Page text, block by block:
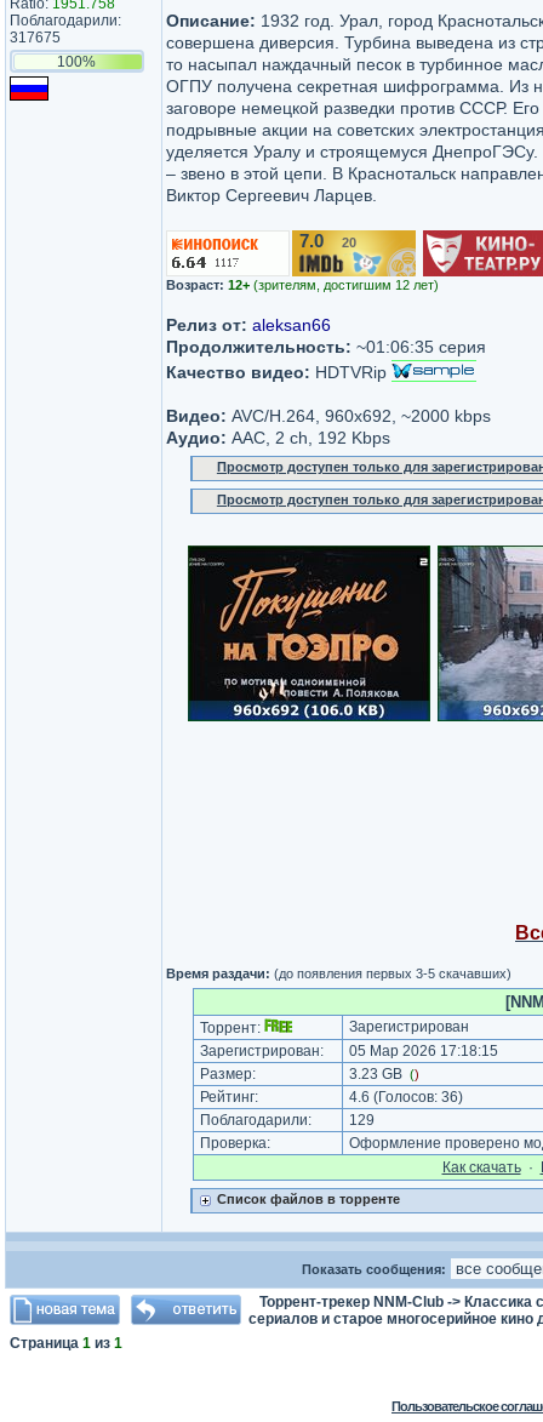
Ratio: 1951.758
Поблагодарили:
317675
100%
Описание: 1932 год. Урал, город
совершена диверсия. Турбина выведена из
то насыпал наждачный песок в турбинное
ОГПУ получена секретная шифрограмма. Из
заговоре немецкой разведки против СССР.
подрывные акции на советских
уделяется Уралу и строящемуся ДнепроГЭСу.
– звено в этой цепи. В Краснотальск
Виктор Сергеевич Ларцев.
7.0 20
Возраст: 12+ (зрителям, достигшим 12 лет)
Релиз от: aleksan66
Продолжительность: ~01:06:35 серия
Качество видео: HDTVRip
Видео: AVC/H.264, 960x692, ~2000 kbps
Аудио: AAC, 2 ch, 192 Kbps
Просмотр доступен только для
Просмотр доступен только для
Время раздачи: (до появления первых 3-5 скачавших)
Торрент:
Зарегистрирован
Зарегистрирован:
05 Мар 2026 17:18:15
Размер:
3.23 GB ()
Рейтинг: 4.6 (Голосов: 36)
Поблагодарили:
129
Проверка:
Оформление проверено
Как cкачать·
Список файлов в торренте
Показать сообщения:
Торрент-трекер NNM-Club -> Классика
сериалов и старое многосерийное кино
Страница 1 из 1
Пользовательское